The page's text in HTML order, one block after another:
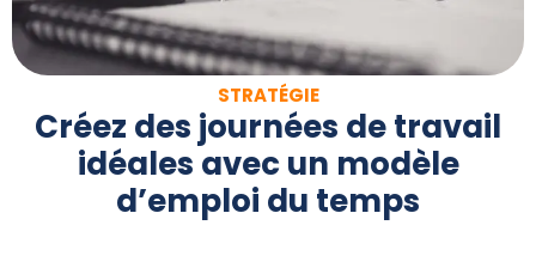
STRATÉGIE
Créez des journées de travail
idéales avec un modèle
d’emploi du temps